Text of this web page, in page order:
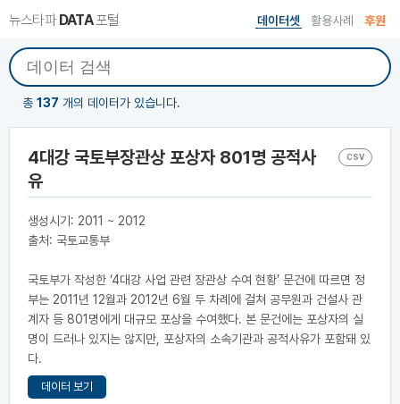
뉴스타파DATA포털 데이터셋 활용사례 후원
총 137 개의 데이터가 있습니다.
4대강 국토부장관상 포상자 801명 공적사
유
CSV
생성시기: 2011 ~ 2012
출처: 국토교통부
국토부가 작성한 ‘4대강 사업 관련 장관상 수여 현황’ 문건에 따르면 정
부는 2011년 12월과 2012년 6월 두 차례에 걸쳐 공무원과 건설사 관
계자 등 801명에게 대규모 포상을 수여했다. 본 문건에는 포상자의 실
명이 드러나 있지는 않지만, 포상자의 소속기관과 공적사유가 포함돼 있
다.
데이터 보기